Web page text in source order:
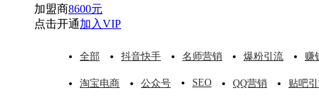
加盟商8600元
点击开通加入VIP
全部 抖音快手 名师营销 爆粉引流 赚
淘宝电商 公众号 SEO QQ营销 贴吧